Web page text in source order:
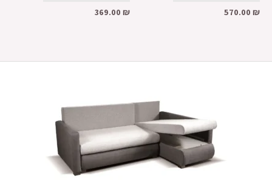
570.00 ₪
369.00 ₪